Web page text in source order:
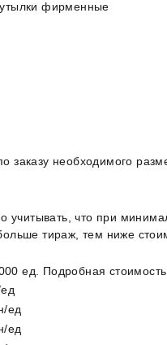
фирменные
заказу необходимого
учитывать, что при
тираж, тем ниже
ед. Подробная
ед
ед